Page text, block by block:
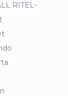
RITEL-